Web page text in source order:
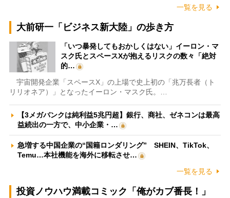
一覧を見る
大前研一「ビジネス新大陸」の歩き方
「いつ暴発してもおかしくはない」イーロン・マ
スク氏とスペースXが抱えるリスクの数々「絶対
的…
宇宙開発企業「スペースX」の上場で史上初の「兆万長者（ト
リリオネア）」となったイーロン・マスク氏。…
【3メガバンクは純利益5兆円超】銀行、商社、ゼネコンは最高
益続出の一方で、中小企業・…
急増する中国企業の“国籍ロンダリング” SHEIN、TikTok、
Temu…本社機能を海外に移転させ…
一覧を見る
投資ノウハウ満載コミック「俺がカブ番長！」